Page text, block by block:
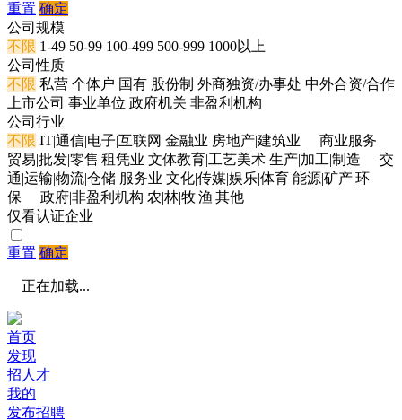
重置 确定
公司规模
不限 1-49 50-99 100-499 500-999 1000以上
公司性质
不限 私营 个体户 国有 股份制 外商独资/办事处 中外合资/合作
上市公司 事业单位 政府机关 非盈利机构
公司行业
不限 IT|通信|电子|互联网 金融业 房地产|建筑业
商业服务
贸易|批发|零售|租凭业 文体教育|工艺美术 生产|加工|制造
交
通|运输|物流|仓储 服务业 文化|传媒|娱乐|体育 能源|矿产|环
保
政府|非盈利机构 农|林|牧|渔|其他
仅看认证企业
重置 确定
正在加载...
首页
发现
招人才
我的
发布招聘